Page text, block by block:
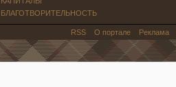
БЛАГОТВОРИТЕЛЬНОСТЬ
RSS О портале Реклама